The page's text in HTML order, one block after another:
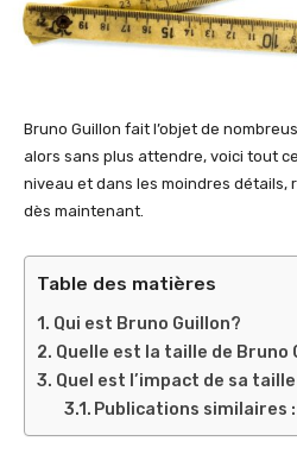
Bruno Guillon fait l’objet de
alors sans plus attendre, voici tout
niveau et dans les moindres détails,
dès maintenant.
Table des matières
Qui est Bruno Guillon?
Quelle est la taille de Bruno
Quel est l’impact de sa
Publications similaires :